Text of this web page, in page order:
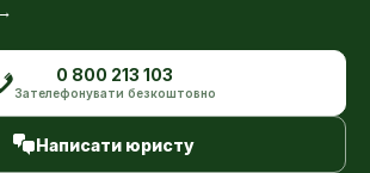
→
0 800 213 103
Зателефонувати безкоштовно
Написати юристу